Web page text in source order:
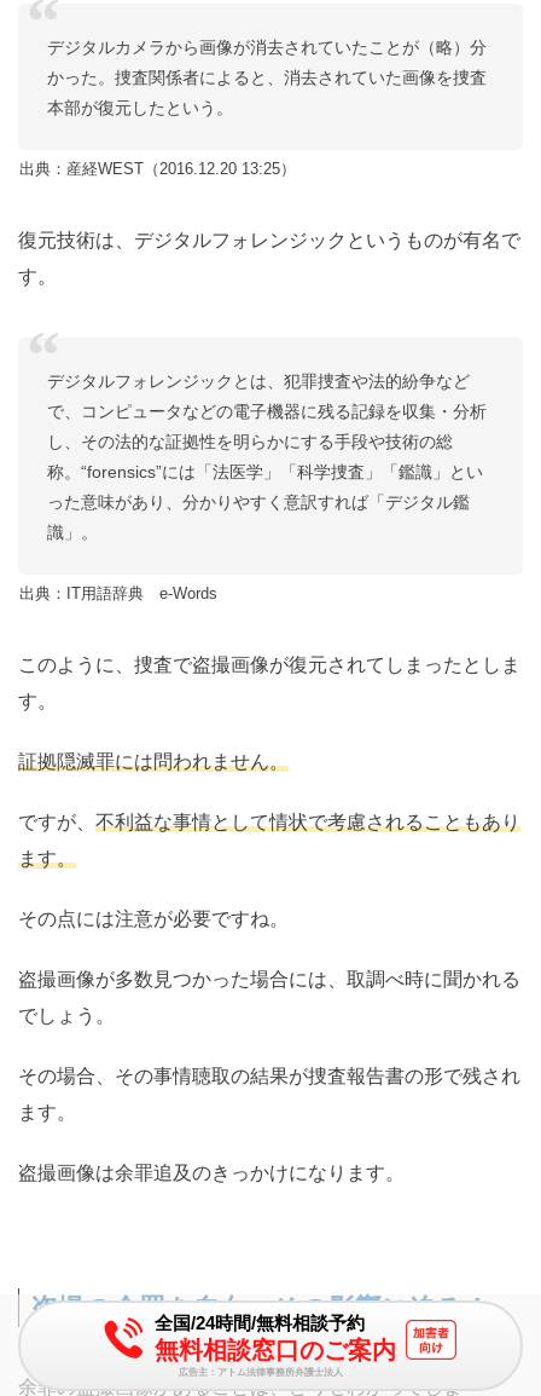
デジタルカメラから画像が消去されていたことが（略）分
かった。捜査関係者によると、消去されていた画像を捜査
本部が復元したという。
出典：産経WEST（2016.12.20 13:25）
復元技術は、デジタルフォレンジックというものが有名で
す。
デジタルフォレンジックとは、犯罪捜査や法的紛争など
で、コンピュータなどの電子機器に残る記録を収集・分析
し、その法的な証拠性を明らかにする手段や技術の総
称。“forensics”には「法医学」「科学捜査」「鑑識」とい
った意味があり、分かりやすく意訳すれば「デジタル鑑
識」。
出典：IT用語辞典 e-Words
このように、捜査で盗撮画像が復元されてしまったとしま
す。
証拠隠滅罪には問われません。
ですが、 不利益な事情として情状で考慮されることもあり
ます。
その点には注意が必要ですね。
盗撮画像が多数見つかった場合には、取調べ時に聞かれる
でしょう。
その場合、その事情聴取の結果が捜査報告書の形で残され
ます。
盗撮画像は余罪追及のきっかけになります。
盗撮の余罪を自白…その影響に迫る！
余罪の盗撮画像があることは、どうせわかってしま
全国/24時間/無料相談予約
無料相談窓口のご案内
広告主：アトム法律事務所弁護士法人